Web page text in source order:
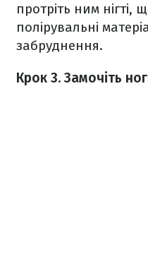
протріть ним нігті,
полірувальні
забруднення.
Крок 3. Замочіть